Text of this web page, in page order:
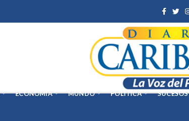
ECONOMÍA MUNDO POLÍTICA SUCESOS